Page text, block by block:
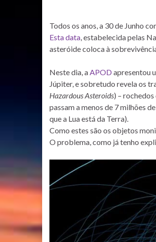
Todos os anos, a 30 de Junho
Esta data, estabelecida pelas
asteróide coloca à
Neste dia, aAPOD apresentou
Júpiter, e sobretudo revela os
Hazardous Asteroids) –
passam a menos de 7 milhões
que a Lua está da Terra).
Como estes são os objetos
O problema, como já tenho